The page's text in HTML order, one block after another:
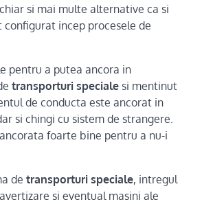
si mai multe alternative ca si
incep procesele de
pentru a putea ancora in
transporturi speciale si mentinut
de conducta este ancorat in
si chingi cu sistem de strangere.
foarte bine pentru a nu-i
de transporturi speciale, intregul
si eventual masini ale